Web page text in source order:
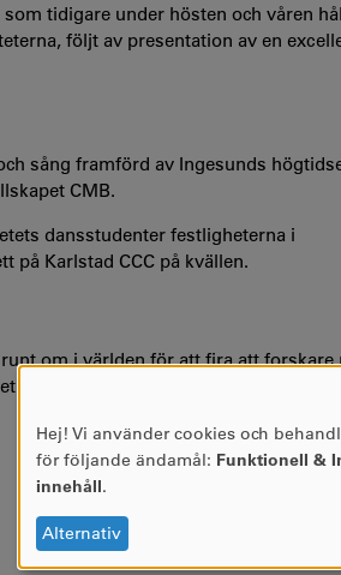
tidigare under hösten och våren
följt av presentation av en
sång framförd av Ingesunds
CMB.
dansstudenter festligheterna i
på Karlstad CCC på kvällen.
om i världen för att fira att forskare
Vid Karlstads universitet har
ANVÄNDNING
AV
OCH
COOKIES
Hej! Vi använder cookies och
för följande ändamål: Funktionell &
innehåll.
Alternativ